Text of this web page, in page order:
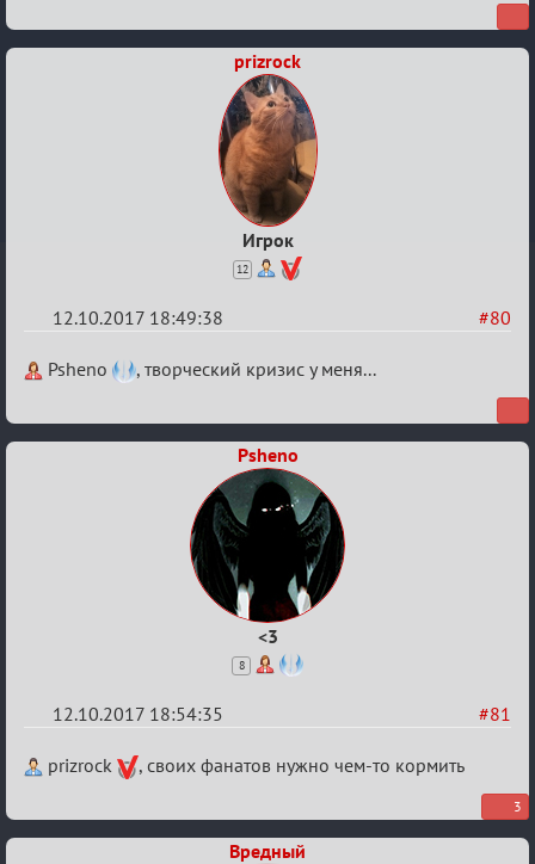
prizrock
Игрок
12
#80
12.10.2017 18:49:38
Re:
Лиги
Psheno , творческий кризис у меня...
Psheno
<3
8
#81
12.10.2017 18:54:35
Re:
Лиги
prizrock , своих фанатов нужно чем-то кормить
3
Вредный